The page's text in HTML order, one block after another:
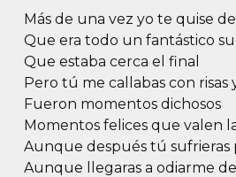
Más de una vez yo te quise
Que era todo un fantástico
Que estaba cerca el final
Pero tú me callabas con risas
Fueron momentos dichosos
Momentos felices que valen
Aunque después tú sufrieras
Aunque llegaras a odiarme